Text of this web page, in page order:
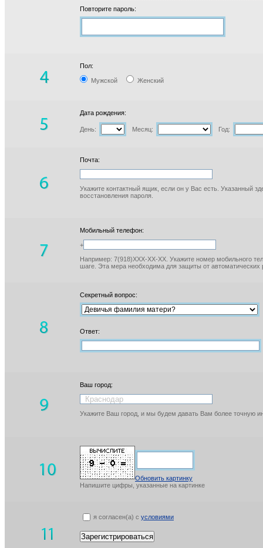
Повторите пароль:
Пол:
Мужской Женский
Дата рождения:
День: Месяц: Год:
Почта:
Укажите контактный ящик, если он у Вас есть. Указанный
восстановления пароля.
Мобильный телефон:
+
Например: 7(918)XXX-XX-XX. Укажите номер мобильного
шаге. Эта мера необходима для защиты от автоматических
Секретный вопрос:
Ответ:
Ваш город:
Укажите Ваш город, и мы будем давать Вам более точную
Обновить картинку
Напишите цифры, указанные на картинке
я согласен(а) с условиями
Зарегистрироваться